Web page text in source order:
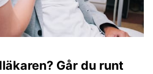
Går du runt